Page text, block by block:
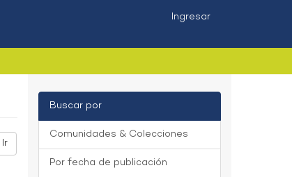
Ingresar
Ir
Buscar por
Comunidades & Colecciones
Por fecha de publicación